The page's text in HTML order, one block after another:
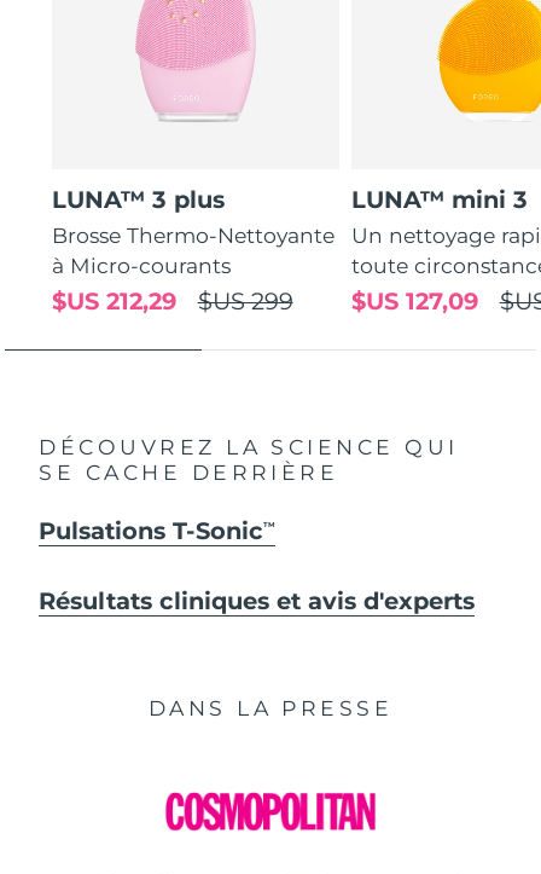
LUNA™ 3 plus
Brosse Thermo-Nettoyante
à Micro-courants
$US 299
$US 212,29
LUNA™ mini 3
Un nettoyage
toute
$US 127,09
DÉCOUVREZ LA SCIENCE QUI
SE CACHE DERRIÈRE
Pulsations T-SonicTM
Résultats cliniques et avis d'experts
DANS LA PRESSE